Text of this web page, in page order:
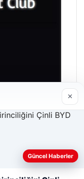
anlayabilmek,
×
Güncel Haberler